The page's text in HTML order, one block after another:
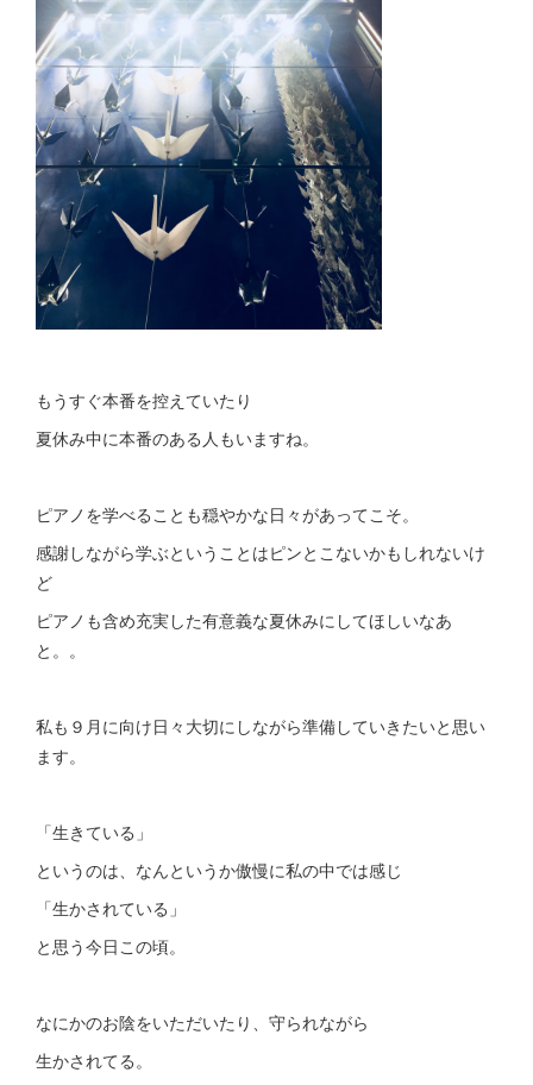
もうすぐ本番を控えていたり
夏休み中に本番のある人もいますね。
ピアノを学べることも穏やかな日々があってこそ。
感謝しながら学ぶということはピンとこないかもしれないけ
ど
ピアノも含め充実した有意義な夏休みにしてほしいなあ
と。。
私も９月に向け日々大切にしながら準備していきたいと思い
ます。
「生きている」
というのは、なんというか傲慢に私の中では感じ
「生かされている」
と思う今日この頃。
なにかのお陰をいただいたり、守られながら
生かされてる。